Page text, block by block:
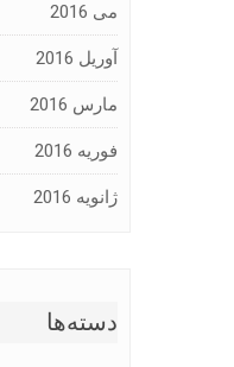
می 2016
آوریل 2016
مارس 2016
فوریه 2016
ژانویه 2016
دسته‌ها